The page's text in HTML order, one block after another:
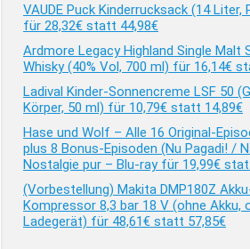
VAUDE Puck Kinderrucksack (14 Liter,
für 28,32€ statt 44,98€
Ardmore Legacy Highland Single Malt
Whisky (40% Vol, 700 ml) für 16,14€
Ladival Kinder-Sonnencreme LSF 50
Körper, 50 ml) für 10,79€ statt 14,89€
Hase und Wolf – Alle 16 Original-
plus 8 Bonus-Episoden (Nu Pagadi! /
Nostalgie pur – Blu-ray für 19,99€
(Vorbestellung) Makita DMP180Z
Kompressor 8,3 bar 18 V (ohne Akku,
Ladegerät) für 48,61€ statt 57,85€